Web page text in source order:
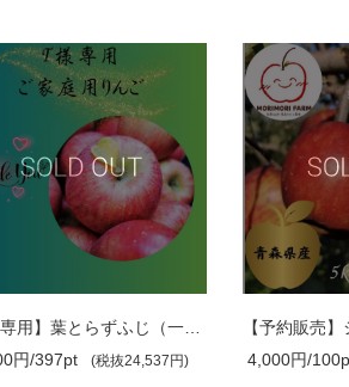
【T様専用】葉とらずふじ（一段）ご家庭用
(税抜24,537円) 4,000円/100pt (税抜